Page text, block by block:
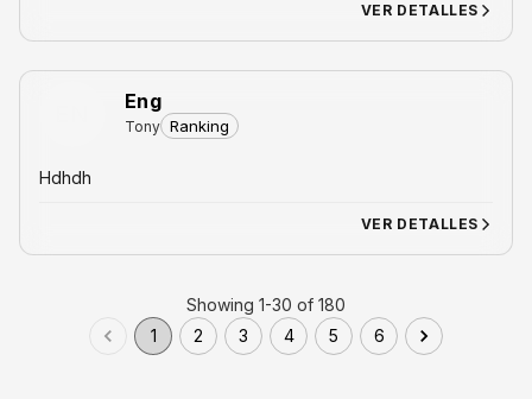
VER DETALLES
Eng
Tony Ranking
Hdhdh
VER DETALLES
Showing 1-30 of 180
1
2 3 4 5 6